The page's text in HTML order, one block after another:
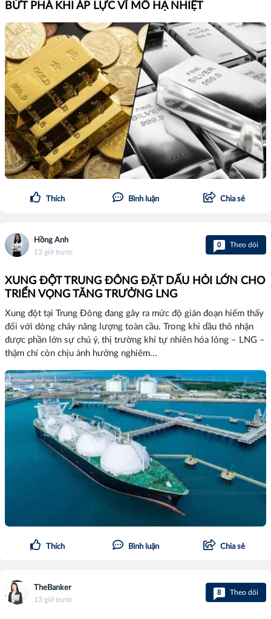
BỨT PHÁ KHI ÁP LỰC VĨ MÔ HẠ NHIỆT
Thích Bình luận Chia sẻ
Hồng Anh
13 giờ trước
0 Theo dõi
XUNG ĐỘT TRUNG ĐÔNG ĐẶT DẤU HỎI LỚN CHO
TRIỂN VỌNG TĂNG TRƯỞNG LNG
Xung đột tại Trung Đông đang gây ra mức độ gián đoạn hiếm thấy
đối với dòng chảy năng lượng toàn cầu. Trong khi dầu thô nhận
được phần lớn sự chú ý, thị trường khí tự nhiên hóa lỏng – LNG –
thậm chí còn chịu ảnh hưởng nghiêm...
Thích Bình luận Chia sẻ
TheBanker
13 giờ trước
8 Theo dõi